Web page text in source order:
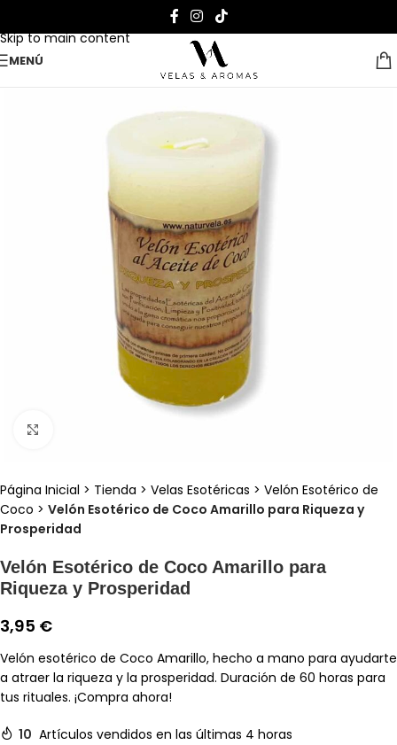
Skip to main content
MENÚ
Página Inicial > Tienda > Velas Esotéricas > Velón Esotérico de
Coco > Velón Esotérico de Coco Amarillo para Riqueza y
Prosperidad
Velón Esotérico de Coco Amarillo para
Riqueza y Prosperidad
3,95 €
Velón esotérico de Coco Amarillo, hecho a mano para ayudarte
a atraer la riqueza y la prosperidad. Duración de 60 horas para
tus rituales. ¡Compra ahora!
10 Artículos vendidos en las últimas 4 horas